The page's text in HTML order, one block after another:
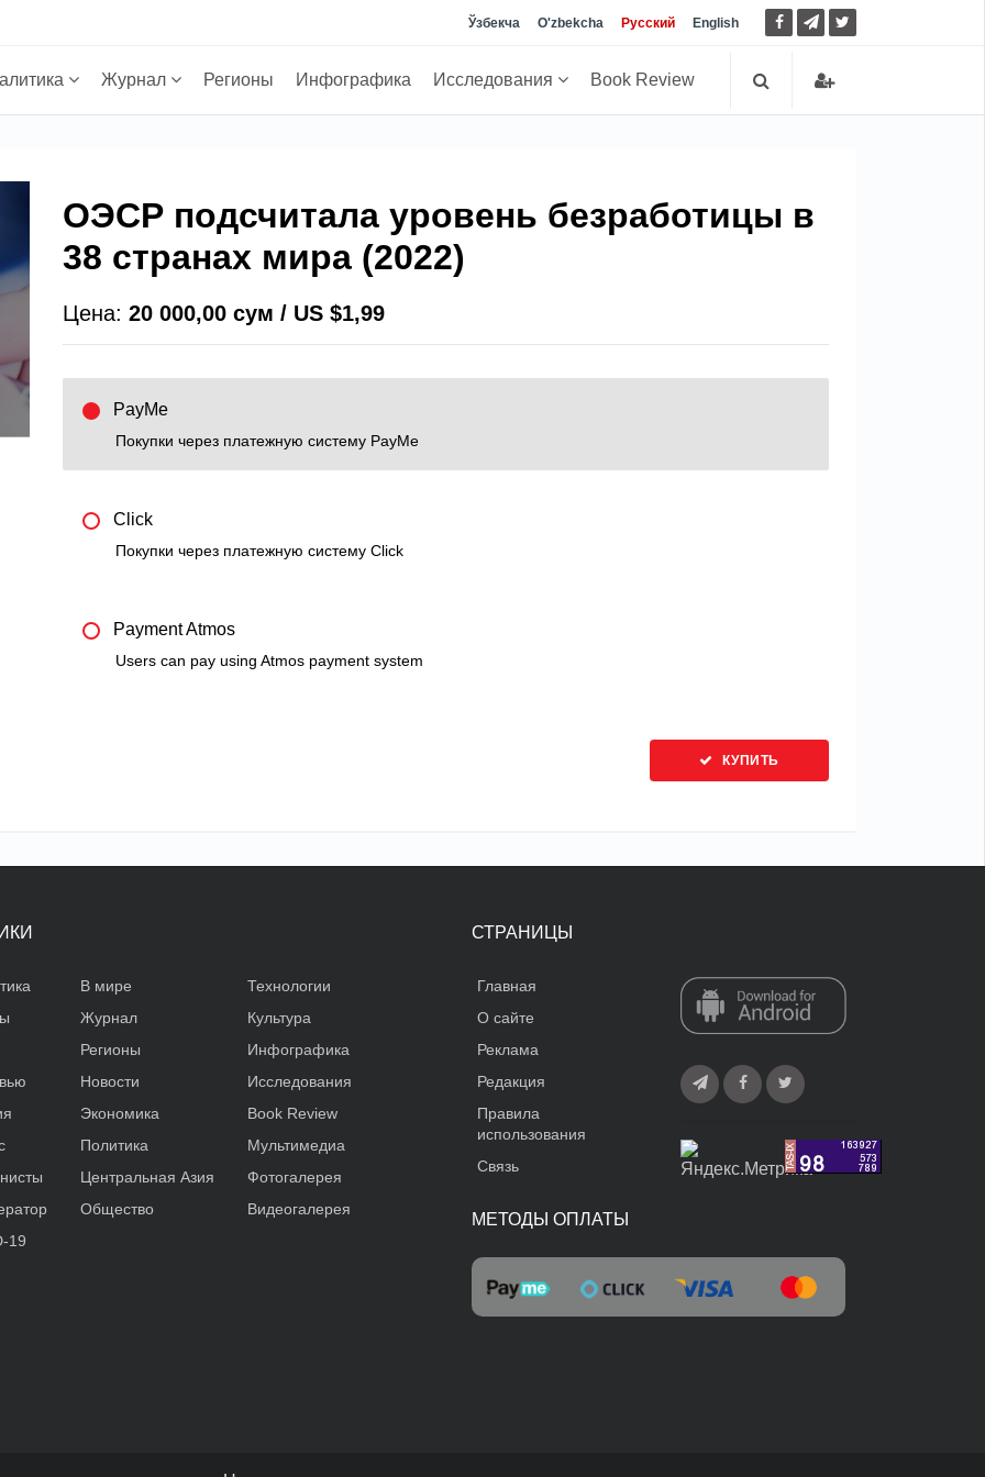
Ўзбекча O'zbekcha Русский English
Журнал Регионы Инфографика Исследования Book Review
ОЭСР подсчитала уровень безработицы в
38 странах мира (2022)
Цена:20 000,00 сум / US $1,99
PayMe
Покупки через платежную систему PayMe
Click
Покупки через платежную систему Click
Payment Atmos
Users can pay using Atmos payment system
КУПИТЬ
В мире
Журнал
Регионы
Новости
Экономика
Политика
Центральная Азия
Общество
Технологии
Культура
Инфографика
Исследования
Book Review
Мультимедиа
Фотогалерея
Видеогалерея
19
СТРАНИЦЫ
Главная
О сайте
Реклама
Редакция
Правила
использования
Связь
МЕТОДЫ ОПЛАТЫ